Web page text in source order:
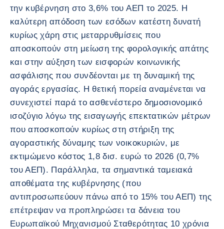
την κυβέρνηση στο 3,6% του ΑΕΠ το 2025. Η
καλύτερη απόδοση των εσόδων κατέστη δυνατή
κυρίως χάρη στις μεταρρυθμίσεις που
αποσκοπούν στη μείωση της φορολογικής απάτης
και στην αύξηση των εισφορών κοινωνικής
ασφάλισης που συνδέονται με τη δυναμική της
αγοράς εργασίας. Η θετική πορεία αναμένεται να
συνεχιστεί παρά το ασθενέστερο δημοσιονομικό
ισοζύγιο λόγω της εισαγωγής επεκτατικών μέτρων
που αποσκοπούν κυρίως στη στήριξη της
αγοραστικής δύναμης των νοικοκυριών, με
εκτιμώμενο κόστος 1,8 δισ. ευρώ το 2026 (0,7%
του ΑΕΠ). Παράλληλα, τα σημαντικά ταμειακά
αποθέματα της κυβέρνησης (που
αντιπροσωπεύουν πάνω από το 15% του ΑΕΠ) της
επέτρεψαν να προπληρώσει τα δάνεια του
Ευρωπαϊκού Μηχανισμού Σταθερότητας 10 χρόνια